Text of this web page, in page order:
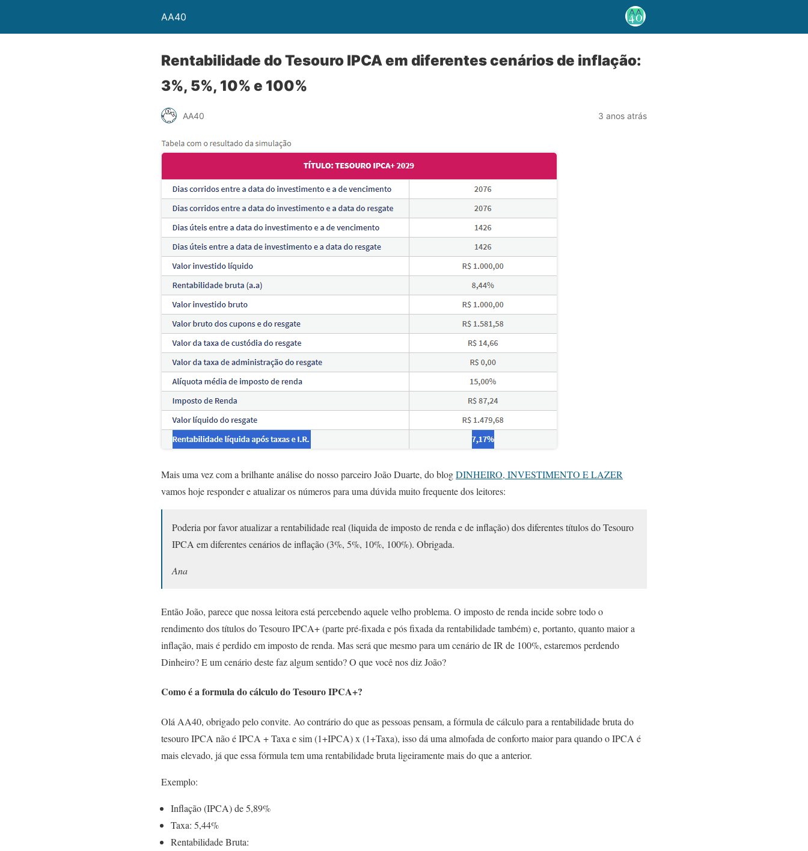
AA40
Rentabilidade do Tesouro IPCA em diferentes cenários de inflação:
3%, 5%, 10% e 100%
AA40 3 anos atrás
Mais uma vez com a brilhante análise do nosso parceiro João Duarte, do blogDINHEIRO, INVESTIMENTO E LAZER
vamos hoje responder e atualizar os números para uma dúvida muito frequente dos leitores:
Poderia por favor atualizar a rentabilidade real (liquida de imposto de renda e de inflação) dos diferentes títulos do Tesouro
IPCA em diferentes cenários de inflação (3%, 5%, 10%, 100%). Obrigada.
Ana
Então João, parece que nossa leitora está percebendo aquele velho problema. O imposto de renda incide sobre todo o
rendimento dos títulos do Tesouro IPCA+ (parte pré-fixada e pós fixada da rentabilidade também) e, portanto, quanto maior a
inflação, mais é perdido em imposto de renda. Mas será que mesmo para um cenário de IR de 100%, estaremos perdendo
Dinheiro? E um cenário deste faz algum sentido? O que você nos diz João?
Como é a formula do cálculo do Tesouro IPCA+?
Olá AA40, obrigado pelo convite. Ao contrário do que as pessoas pensam, a fórmula de cálculo para a rentabilidade bruta do
tesouro IPCA não é IPCA + Taxa e sim (1+IPCA) x (1+Taxa), isso dá uma almofada de conforto maior para quando o IPCA é
mais elevado, já que essa fórmula tem uma rentabilidade bruta ligeiramente mais do que a anterior.
Exemplo:
Inflação (IPCA) de 5,89%
Taxa: 5,44%
Rentabilidade Bruta: